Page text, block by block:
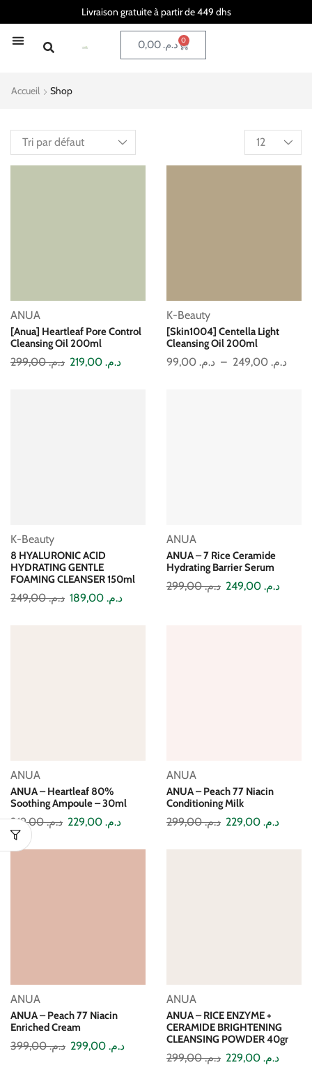
Livraison gratuite à partir de 449 dhs
د.م.0,00 0
Accueil Shop
ANUA
[Anua] Heartleaf Pore Control
Cleansing Oil 200ml
د.م.299,00 د.م.
K-Beauty
[Skin1004] Centella Light
Cleansing Oil 200ml
د.م. – د.م.
K-Beauty
8 HYALURONIC ACID
HYDRATING GENTLE
FOAMING CLEANSER 150ml
د.م.249,00 د.م.
ANUA
ANUA – 7 Rice Ceramide
Hydrating Barrier Serum
د.م.299,00 د.م.
ANUA
ANUA – Heartleaf 80%
Soothing Ampoule – 30ml
د.م.319,00 د.م.
ANUA
ANUA – Peach 77 Niacin
Conditioning Milk
د.م.299,00 د.م.
ANUA
ANUA – Peach 77 Niacin
Enriched Cream
د.م.399,00 د.م.
ANUA
ANUA – RICE ENZYME +
CERAMIDE BRIGHTENING
CLEANSING POWDER 40gr
د.م.299,00 د.م.